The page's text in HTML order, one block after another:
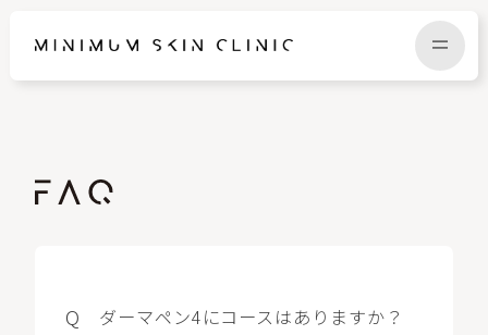
ダーマペン4にコースはありますか？
CAMPAIGN RECRUIT